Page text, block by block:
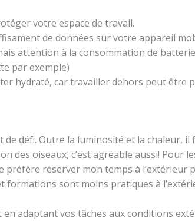
votre espace de travail.
de données sur votre appareil
attention à la consommation de
par exemple)
hydraté, car travailler dehors peut être
défi. Outre la luminosité et la chaleur,
des oiseaux, c’est agréable aussi!
réserver mon temps à l’extérieur
formations sont moins pratiques à
en adaptant vos tâches aux conditions